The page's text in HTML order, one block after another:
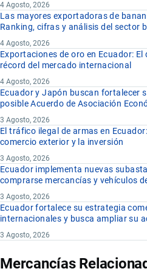
4 Agosto, 2026
Las mayores exportadoras de
Ranking, cifras y análisis del sector
4 Agosto, 2026
Exportaciones de oro en Ecuador:
récord del mercado internacional
4 Agosto, 2026
Ecuador y Japón buscan fortalecer
posible Acuerdo de Asociación
3 Agosto, 2026
El tráfico ilegal de armas en
comercio exterior y la inversión
3 Agosto, 2026
Ecuador implementa nuevas
comprarse mercancías y vehículos
3 Agosto, 2026
Ecuador fortalece su estrategia
internacionales y busca ampliar su
3 Agosto, 2026
Mercancías